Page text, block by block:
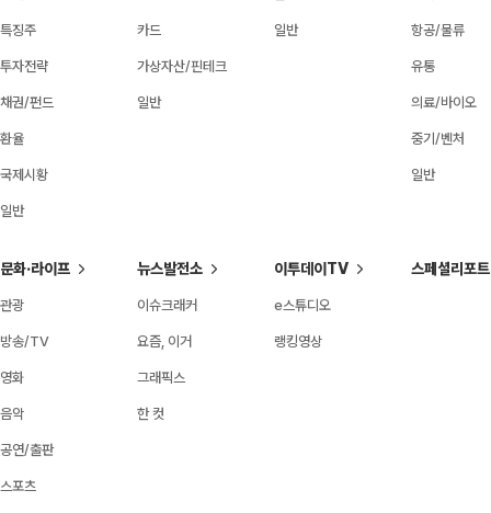
특징주
투자전략
채권/펀드
환율
국제시황
일반
카드
가상자산/핀테크
일반
일반 항공/물류
유통
의료/바이오
중기/벤처
일반
문화·라이프
관광
방송/TV
영화
음악
공연/출판
스포츠
뉴스발전소
이슈크래커
요즘, 이거
그래픽스
한 컷
이투데이TV
e스튜디오
랭킹영상
스페셜리포트